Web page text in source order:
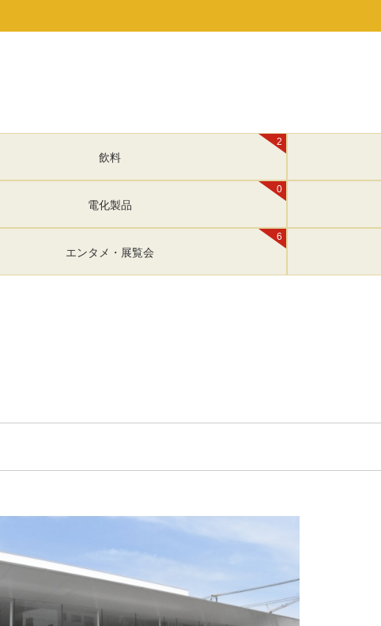
2
飲料
0
電化製品
6
エンタメ・展覧会